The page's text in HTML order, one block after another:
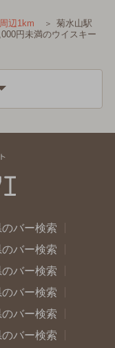
辺1km
菊水山駅
円未満のウイスキー
バー検索
バー検索
バー検索
バー検索
バー検索
バー検索